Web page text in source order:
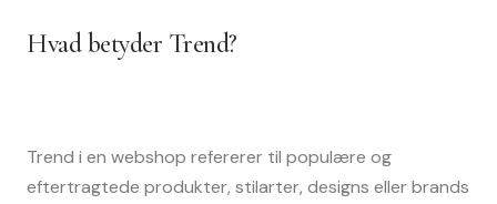
Hvad betyder Trend?
Trend i en webshop refererer til populære og
eftertragtede produkter, stilarter, designs eller brands